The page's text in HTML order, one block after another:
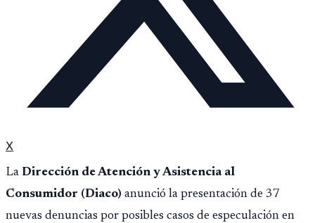
X
La Dirección de Atención y Asistencia al
Consumidor (Diaco) anunció la presentación de 37
nuevas denuncias por posibles casos de especulación en